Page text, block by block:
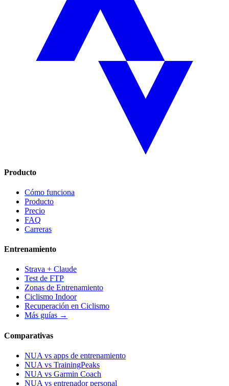
Producto
Cómo funciona
Producto
Precio
FAQ
Carreras
Entrenamiento
Strava + Claude
Test de FTP
Zonas de Entrenamiento
Ciclismo Indoor
Recuperación en Ciclismo
Más guías →
Comparativas
NUA vs apps de entrenamiento
NUA vs TrainingPeaks
NUA vs Garmin Coach
NUA vs entrenador personal